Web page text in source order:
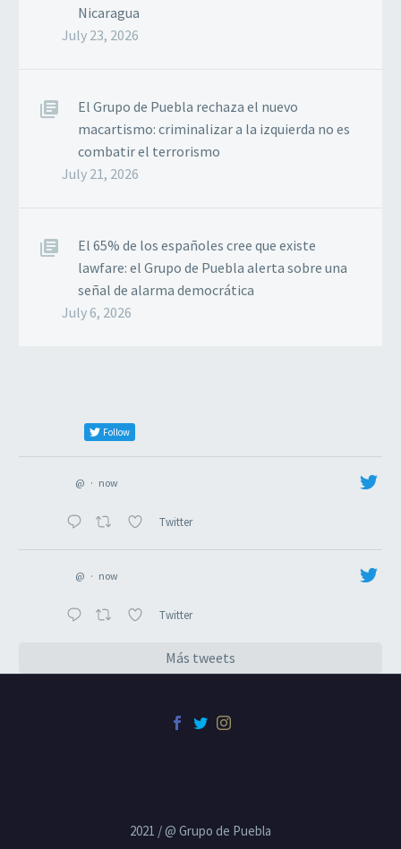
Nicaragua
July 23, 2026
El Grupo de Puebla rechaza el nuevo
macartismo: criminalizar a la izquierda no es
combatir el terrorismo
July 21, 2026
El 65% de los españoles cree que existe
lawfare: el Grupo de Puebla alerta sobre una
señal de alarma democrática
July 6, 2026
Follow
@ · now
Twitter
@ · now
Twitter
Más tweets
2021 / @ Grupo de Puebla